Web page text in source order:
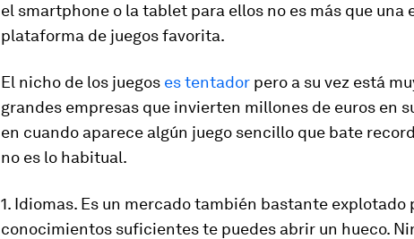
el smartphone o la tablet para ellos no es más que una
plataforma de juegos favorita.
El nicho de los juegos es tentador pero a su vez está
grandes empresas que invierten millones de euros en
en cuando aparece algún juego sencillo que bate
no es lo habitual.
1. Idiomas. Es un mercado también bastante explotado
conocimientos suficientes te puedes abrir un hueco.